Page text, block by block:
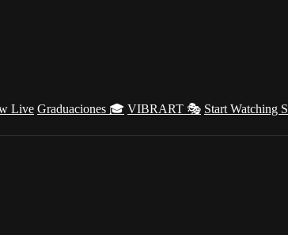
Live Graduaciones 🎓 VIBRART 🎭 Start Watching